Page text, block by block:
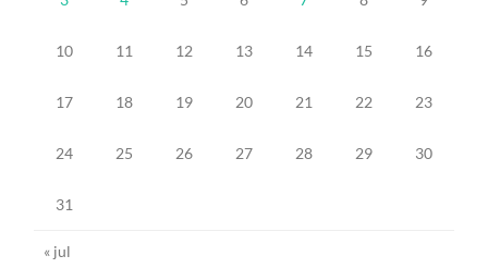
10 11 12 13 14 15 16
17 18 19 20 21 22 23
24 25 26 27 28 29 30
31
« jul